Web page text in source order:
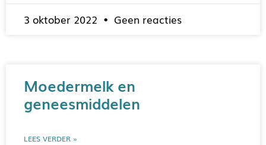
3 oktober 2022 Geen reacties
Moedermelk en
geneesmiddelen
LEES VERDER »